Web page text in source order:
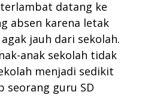
datang ke
absen karena letak
jauh dari sekolah.
anak sekolah tidak
menjadi sedikit
seorang guru SD